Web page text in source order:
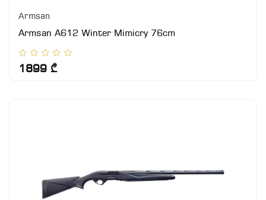
Armsan
Armsan A612 Winter Mimicry 76cm
1899 ₾